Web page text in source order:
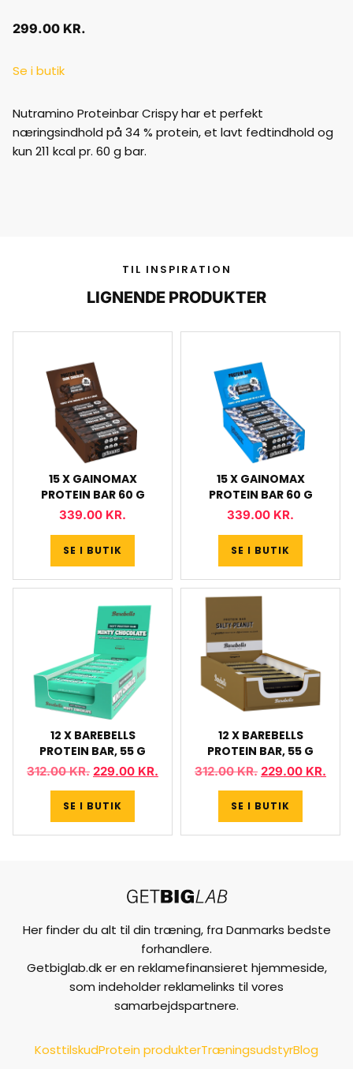
299.00 KR.
Se i butik
Nutramino Proteinbar Crispy har et perfekt
næringsindhold på 34 % protein, et lavt fedtindhold og
kun 211 kcal pr. 60 g bar.
TIL INSPIRATION
LIGNENDE PRODUKTER
15 X GAINOMAX
PROTEIN BAR 60 G
339.00 KR.
SE I BUTIK
15 X GAINOMAX
PROTEIN BAR 60 G
339.00 KR.
SE I BUTIK
12 X BAREBELLS
PROTEIN BAR, 55 G
312.00KR. 229.00 KR.
SE I BUTIK
12 X BAREBELLS
PROTEIN BAR, 55 G
312.00KR. 229.00 KR.
SE I BUTIK
Her finder du alt til din træning, fra Danmarks bedste
forhandlere.
Getbiglab.dk er en reklamefinansieret hjemmeside,
som indeholder reklamelinks til vores
samarbejdspartnere.
KosttilskudProtein produkterTræningsudstyrBlog